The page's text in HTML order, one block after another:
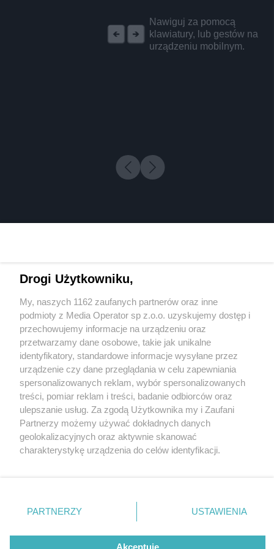
Nawiguj za pomocą
klawiatury, lub gestów na
urządzeniu mobilnym.
3 / 0
Wydawca mediów lokalnych
Nie zapomnij
zapoznać się z:
polityką prywatności regulamin korzystania z portali
Twojemiasto
Piekary Śląskie
Chorzów
Tarnowskie Góry
Gliwice
Skontakuj sięz nami
Kontakt
Wydawca
Redakcja
Drogi Użytkowniku,
My, naszych 1162 zaufanych partnerów oraz inne
podmioty z Media Operator sp z.o.o. uzyskujemy dostęp i
przechowujemy informacje na urządzeniu oraz
przetwarzamy dane osobowe, takie jak unikalne
identyfikatory, standardowe informacje wysyłane przez
urządzenie czy dane przeglądania w celu zapewniania
spersonalizowanych reklam, wybór spersonalizowanych
treści, pomiar reklam i treści, badanie odbiorców oraz
ulepszanie usług. Za zgodą Użytkownika my i Zaufani
Partnerzy możemy używać dokładnych danych
geolokalizacyjnych oraz aktywnie skanować
charakterystykę urządzenia do celów identyfikacji.
zmienić/wycofać klikając przycisk ustawień prywatności
znajdujący się w lewym dolnym rogu strony
rodzaje przetwarzania danych nie wymagają zgody
użytkownika, ale masz prawo sprzeciwić się takiemu
PARTNERZY USTAWIENIA
Akceptuję